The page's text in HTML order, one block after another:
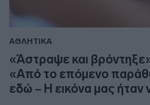
ΑΘΛΗΤΙΚΑ
«Άστραψε και
«Από το επόμενο
εδώ – Η εικόνα μας ήταν